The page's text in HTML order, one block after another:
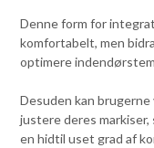
Denne form for
komfortabelt, men
optimere
Desuden kan
justere deres markiser,
en hidtil uset grad af